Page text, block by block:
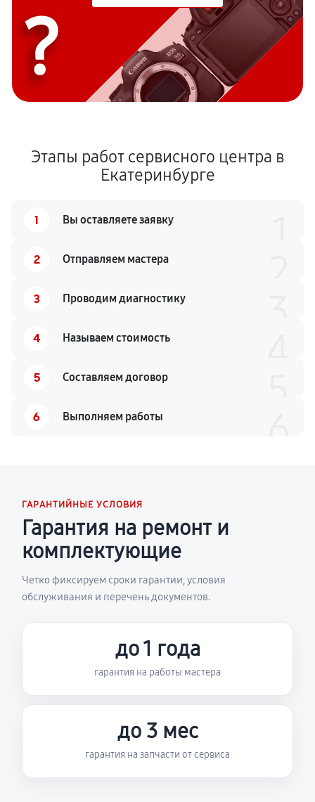
?
Этапы работ сервисного центра в
Екатеринбурге
1 Вы оставляете заявку
2 Отправляем мастера
3 Проводим диагностику
4 Называем стоимость
5 Составляем договор
6 Выполняем работы
ГАРАНТИЙНЫЕ УСЛОВИЯ
Гарантия на ремонт и
комплектующие
Четко фиксируем сроки гарантии, условия
обслуживания и перечень документов.
до 1 года
гарантия на работы мастера
до 3 мес
гарантия на запчасти от сервиса